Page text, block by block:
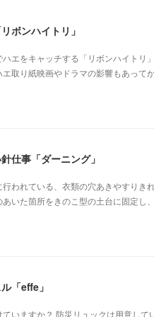
ボンハイトリ」
エをキャッチする「リボンハイトリ」
取り紙映画やドラマの影響もあって
仕事「ダーニング」
われている、衣類の穴あきやすりき
いた箇所をきのこ型の土台に固定し
「effe」
いますか？ 防災リュックは用意して